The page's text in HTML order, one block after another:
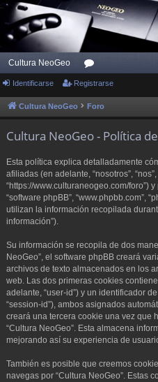
Cultura NeoGeo
or
os
Identificarse Registrarse
Cultura NeoGeo Foro
Cultura NeoGeo - Política
Esta política explica detalladamente
afiliadas (en adelante, “nosotros”,
“https://www.culturaneogeo.com/foro”)
“software phpBB”, “www.phpbb.com”,
utilizan la información recopilada
información”).
Su información se recopila de dos
NeoGeo”, el software phpBB creará
archivos de texto almacenados en los
web. Las dos primeras cookies
adelante, “user-id”) y un identificador
“session-id”), ambos asignados
creará una tercera cookie una vez que
“Cultura NeoGeo”. Esta almacena
mejorando así su experiencia de
También es posible que creemos
navegas por “Cultura NeoGeo”. Estas